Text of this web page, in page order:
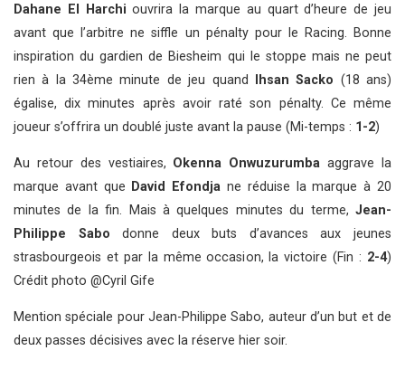
Dahane El Harchi ouvrira la marque au quart d’heure de jeu
avant que l’arbitre ne siffle un pénalty pour le Racing. Bonne
inspiration du gardien de Biesheim qui le stoppe mais ne peut
rien à la 34ème minute de jeu quand
Ihsan Sacko (18 ans)
égalise, dix minutes après avoir raté son pénalty. Ce même
joueur s’offrira un doublé juste avant la pause (Mi-temps : 1-2)
Au retour des vestiaires, Okenna Onwuzurumba aggrave la
marque avant que David Efondja ne réduise la marque à 20
minutes de la fin. Mais à quelques minutes du terme, Jean-
Philippe Sabo donne deux buts d’avances aux jeunes
strasbourgeois et par la même occasion, la victoire (Fin : 2-4)
Crédit photo @Cyril Gife
Mention spéciale pour Jean-Philippe Sabo, auteur d’un but et de
deux passes décisives avec la réserve hier soir.